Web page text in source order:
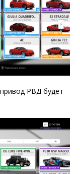
РВД будет